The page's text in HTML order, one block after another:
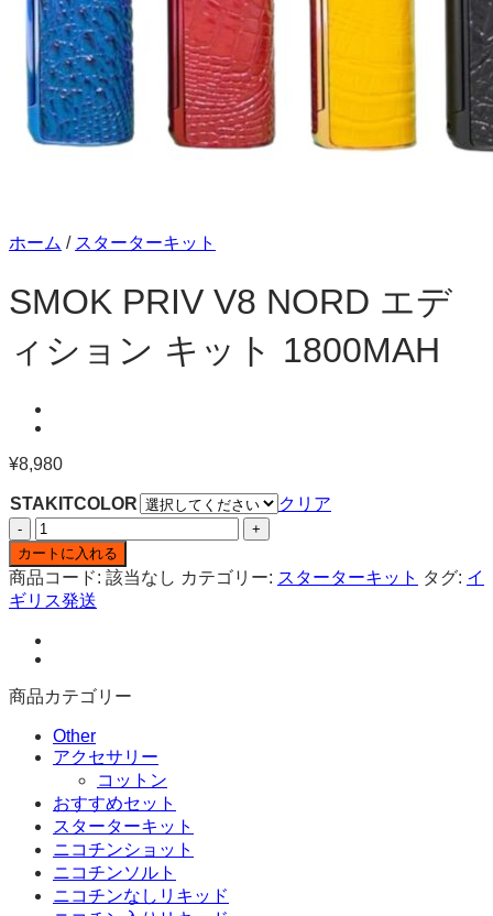
ホーム / スターターキット
SMOK PRIV V8 NORD エデ
ィション キット 1800MAH
¥8,980
STAKITCOLOR
クリア
SMOK
PRIV
V8
NORD
エ
ョ
キ
1800MAH
個
カートに入れる
商品コード: 該当なし カテゴリー: スターターキット タグ: イ
ギリス発送
商品カテゴリー
Other
アクセサリー
コットン
おすすめセット
スターターキット
ニコチンショット
ニコチンソルト
ニコチンなしリキッド